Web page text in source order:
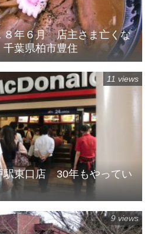
８年６月 店主さま亡くな
葉県柏市豊住
駅東口店 30年もやってい
11 views
9 views